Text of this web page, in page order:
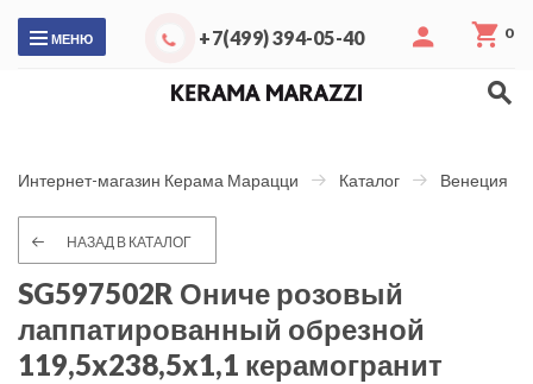
МЕНЮ +7(499) 394-05-40 0
Интернет-магазин Керама Марацци Каталог Венеция
НАЗАД В КАТАЛОГ
SG597502R Ониче розовый
лаппатированный обрезной
119,5x238,5x1,1 керамогранит